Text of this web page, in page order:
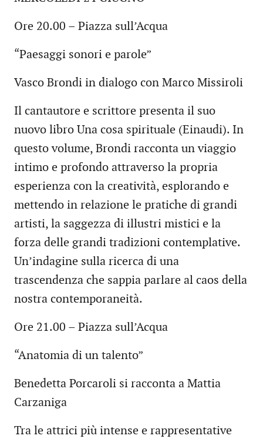
Ore 20.00 – Piazza sull’Acqua
“Paesaggi sonori e parole”
Vasco Brondi in dialogo con Marco Missiroli
Il cantautore e scrittore presenta il suo
nuovo libro Una cosa spirituale (Einaudi). In
questo volume, Brondi racconta un viaggio
intimo e profondo attraverso la propria
esperienza con la creatività, esplorando e
mettendo in relazione le pratiche di grandi
artisti, la saggezza di illustri mistici e la
forza delle grandi tradizioni contemplative.
Un’indagine sulla ricerca di una
trascendenza che sappia parlare al caos della
nostra contemporaneità.
Ore 21.00 – Piazza sull’Acqua
“Anatomia di un talento”
Benedetta Porcaroli si racconta a Mattia
Carzaniga
Tra le attrici più intense e rappresentative